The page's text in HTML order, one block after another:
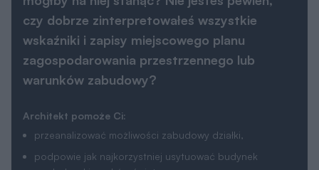
czy dobrze zinterpretowałeś wszystkie
wskaźniki i zapisy miejscowego planu
zagospodarowania przestrzennego lub
warunków zabudowy?
Architekt pomoże Ci:
przeanalizować możliwości zabudowy działki,
podpowie jak najkorzystniej usytuować budynek